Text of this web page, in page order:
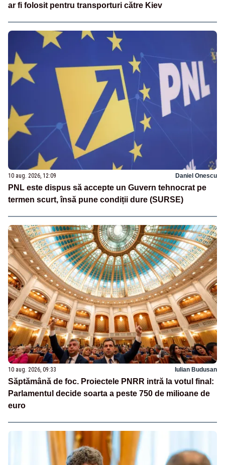
ar fi folosit pentru transporturi către Kiev
10 aug. 2026, 12:09 Daniel Onescu
PNL este dispus să accepte un Guvern tehnocrat pe
termen scurt, însă pune condiții dure (SURSE)
10 aug. 2026, 09:33 Iulian Budusan
Săptămână de foc. Proiectele PNRR intră la votul final:
Parlamentul decide soarta a peste 750 de milioane de
euro